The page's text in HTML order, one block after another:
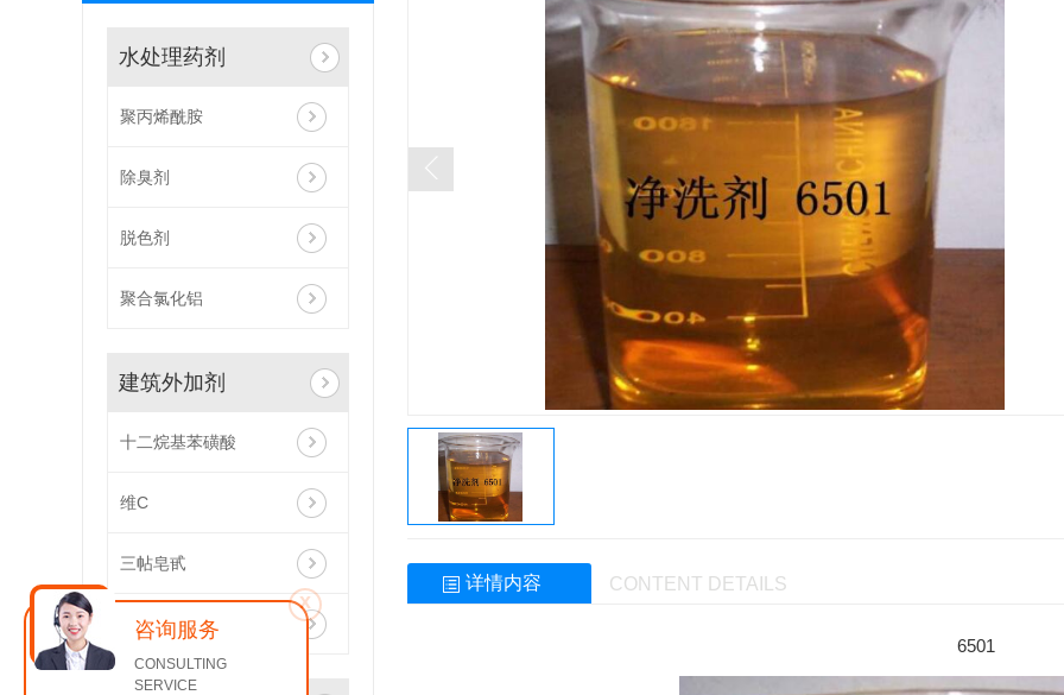
水处理药剂
聚丙烯酰胺
除臭剂
脱色剂
聚合氯化铝
建筑外加剂
十二烷基苯磺酸
维C
三帖皂甙
丙烯酸羟乙酯
详情内容 CONTENT DETAILS
6501
x
咨询服务
CONSULTING
SERVICE